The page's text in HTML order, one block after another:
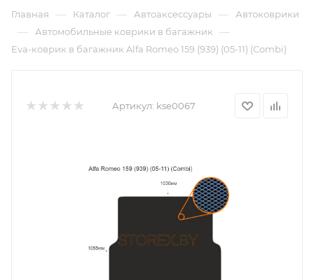
Главная — Каталог — Автоаксессуары — Автоковрики
— Автомобильные коврики в багажник —
Eva-коврик в багажник Alfa Romeo 159 (939) (05-11) (Combi)
Артикул: kse0067